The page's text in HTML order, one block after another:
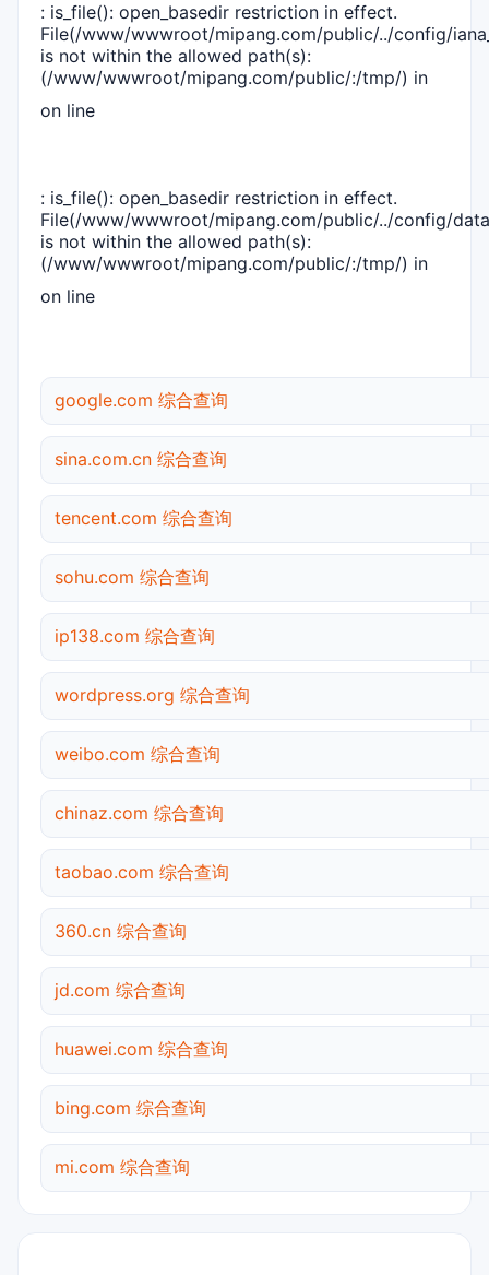
: is_file(): open_basedir restriction in effect.
File(/www/wwwroot/mipang.com/public/../config/
is not within the allowed path(s):
(/www/wwwroot/mipang.com/public/:/tmp/) in
on line
: is_file(): open_basedir restriction in effect.
File(/www/wwwroot/mipang.com/public/../config/
is not within the allowed path(s):
(/www/wwwroot/mipang.com/public/:/tmp/) in
on line
google.com 综合查询
sina.com.cn 综合查询
tencent.com 综合查询
sohu.com 综合查询
ip138.com 综合查询
wordpress.org 综合查询
weibo.com 综合查询
chinaz.com 综合查询
taobao.com 综合查询
360.cn 综合查询
jd.com 综合查询
huawei.com 综合查询
bing.com 综合查询
mi.com 综合查询